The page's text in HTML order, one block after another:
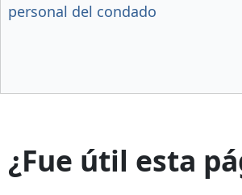
personal del condado
¿Fue útil esta